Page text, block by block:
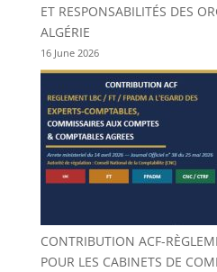
ET RESPONSABILITÉS DES
ALGÉRIE
16 June 2026
CONTRIBUTION ACF-
POUR LES CABINETS DE